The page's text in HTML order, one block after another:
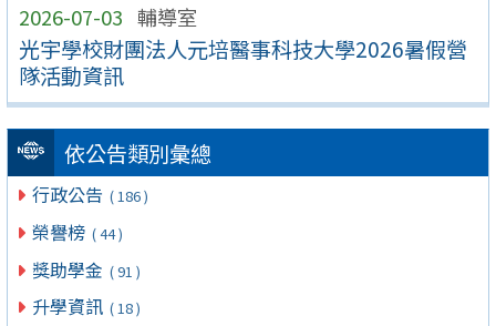
2026-07-03 輔導室
光宇學校財團法人元培醫事科技大學2026暑假營
隊活動資訊
依公告類別彙總
行政公告 ( 186 )
榮譽榜 ( 44 )
獎助學金 ( 91 )
升學資訊 ( 18 )